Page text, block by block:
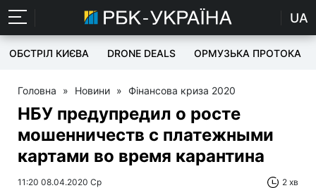
UA
ОБСТРІЛ КИЄВА DRONE DEALS ОРМУЗЬКА ПРОТОКА
Головна » Новини » Фінансова криза 2020
НБУ предупредил о росте
мошенничеств с платежными
картами во время карантина
11:20 08.04.2020 Ср 2 хв